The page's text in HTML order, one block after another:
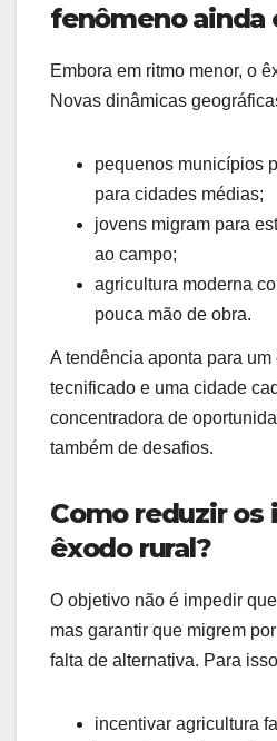
fenômeno ainda
Embora em ritmo menor, o
Novas dinâmicas
pequenos municípios
para cidades médias;
jovens migram para
ao campo;
agricultura moderna
pouca mão de obra.
A tendência aponta para
tecnificado e uma cidade
concentradora de
também de desafios.
Como reduzir os
êxodo rural?
O objetivo não é impedir
mas garantir que migrem
falta de alternativa. Para
incentivar agricultura